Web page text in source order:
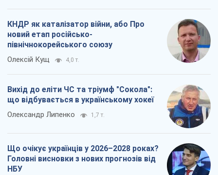
КНДР як каталізатор війни, або Про
новий етап російсько-
північнокорейського союзу
Олексій Кущ 4,0 т.
Вихід до еліти ЧС та тріумф "Сокола":
що відбувається в українському хокеї
Олександр Липенко 1,7 т.
Що очікує українців у 2026–2028 роках?
Головні висновки з нових прогнозів від
НБУ